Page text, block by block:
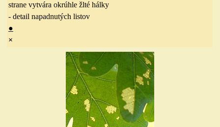
strane vytvára okrúhle žlté hálky
- detail napadnutých listov
●
×